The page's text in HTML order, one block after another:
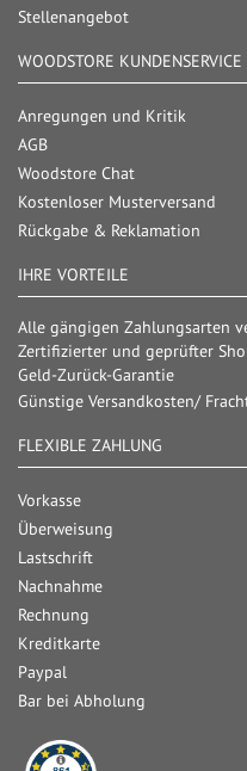
Stellenangebot
WOODSTORE KUNDENSERVICE
Anregungen und Kritik
AGB
Woodstore Chat
Kostenloser Musterversand
Rückgabe & Reklamation
IHRE VORTEILE
Alle gängigen Zahlungsarten
Zertifizierter und geprüfter
Geld-Zurück-Garantie
Günstige Versandkosten/
FLEXIBLE ZAHLUNG
Vorkasse
Überweisung
Lastschrift
Nachnahme
Rechnung
Kreditkarte
Paypal
Bar bei Abholung